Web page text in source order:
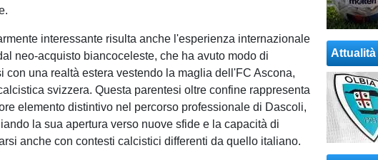
interessante risulta anche l'esperienza internazionale
neo-acquisto biancoceleste, che ha avuto modo di
con una realtà estera vestendo la maglia dell'FC Ascona,
svizzera. Questa parentesi oltre confine rappresenta
elemento distintivo nel percorso professionale di Dascoli,
la sua apertura verso nuove sfide e la capacità di
anche con contesti calcistici differenti da quello italiano.
Attualità